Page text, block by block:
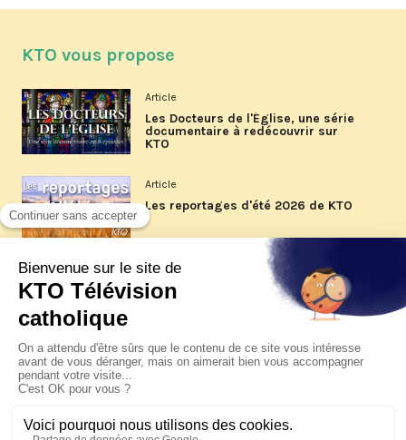
KTO vous propose
Article
Les Docteurs de l'Église, une série
documentaire à redécouvrir sur
KTO
Article
Les reportages d'été 2026 de KTO
Article
La visite pastorale du pape Léon
XIV à Assise à suivre sur KTO le
Article